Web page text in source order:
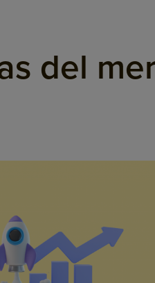
del